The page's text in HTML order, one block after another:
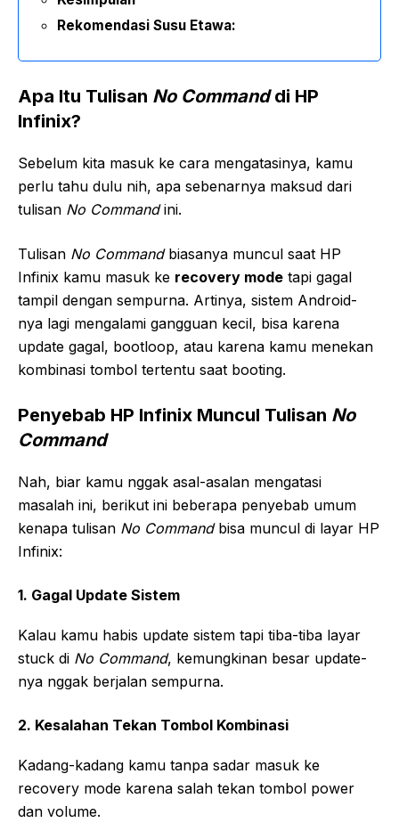
Rekomendasi Susu Etawa:
Apa Itu Tulisan No Commanddi HP
Infinix?
Sebelum kita masuk ke cara mengatasinya, kamu
perlu tahu dulu nih, apa sebenarnya maksud dari
tulisan No Commandini.
Tulisan No Commandbiasanya muncul saat HP
Infinix kamu masuk ke recovery mode tapi gagal
tampil dengan sempurna. Artinya, sistem Android-
nya lagi mengalami gangguan kecil, bisa karena
update gagal, bootloop, atau karena kamu menekan
kombinasi tombol tertentu saat booting.
Penyebab HP Infinix Muncul Tulisan No
Command
Nah, biar kamu nggak asal-asalan mengatasi
masalah ini, berikut ini beberapa penyebab umum
kenapa tulisan No Commandbisa muncul di layar HP
Infinix:
1. Gagal Update Sistem
Kalau kamu habis update sistem tapi tiba-tiba layar
stuck di No Command, kemungkinan besar update-
nya nggak berjalan sempurna.
2. Kesalahan Tekan Tombol Kombinasi
Kadang-kadang kamu tanpa sadar masuk ke
recovery mode karena salah tekan tombol power
dan volume.